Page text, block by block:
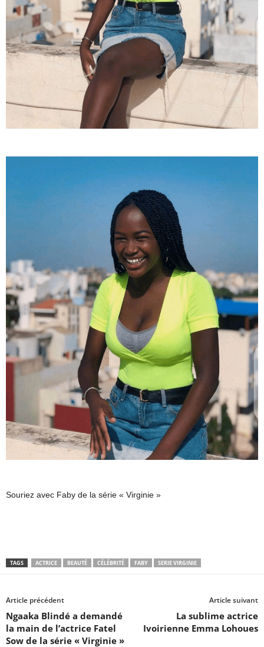
Souriez avec Faby de la série « Virginie »
TAGS ACTRICE BEAUTÉ CÉLÉBRITÉ FABY SERIE VIRGINIE
Article précédent
Ngaaka Blindé a demandé
la main de l’actrice Fatel
Sow de la série « Virginie »
Article suivant
La sublime actrice
Ivoirienne Emma Lohoues